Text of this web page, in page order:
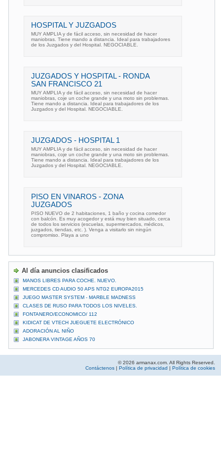
HOSPITAL Y JUZGADOS
MUY AMPLIA y de fácil acceso, sin necesidad de hacer
maniobras. Tiene mando a distancia. Ideal para trabajadores
de los Juzgados y del Hospital. NEGOCIABLE.
JUZGADOS Y HOSPITAL - RONDA
SAN FRANCISCO 21
MUY AMPLIA y de fácil acceso, sin necesidad de hacer
maniobras, coje un coche grande y una moto sin problemas.
Tiene mando a distancia. Ideal para trabajadores de los
Juzgados y del Hospital. NEGOCIABLE.
JUZGADOS - HOSPITAL 1
MUY AMPLIA y de fácil acceso, sin necesidad de hacer
maniobras, coje un coche grande y una moto sin problemas.
Tiene mando a distancia. Ideal para trabajadores de los
Juzgados y del Hospital. NEGOCIABLE.
PISO EN VINAROS - ZONA
JUZGADOS
PISO NUEVO de 2 habitaciones, 1 baño y cocina comedor
con balcón. Es muy acogedor y está muy bien situado, cerca
de todos los servicios (escuelas, supermercados, médicos,
juzgados, tiendas, etc. ). Venga a visitarlo sin ningún
compromiso. Playa a uno
Al día anuncios clasificados
MANOS LIBRES PARA COCHE. NUEVO.
MERCEDES CD AUDIO 50 APS NTG2 EUROPA2015
JUEGO MASTER SYSTEM - MARBLE MADNESS
CLASES DE RUSO PARA TODOS LOS NIVELES.
FONTANERO/ECONOMICO/ 112
KIDICAT DE VTECH JUEGUETE ELECTRÓNICO
ADORACIÓN AL NIÑO
JABONERA VINTAGE AÑOS 70
© 2026 armanax.com. All Rights Reserved.
Contáctenos
Política de privacidad Política de cookies